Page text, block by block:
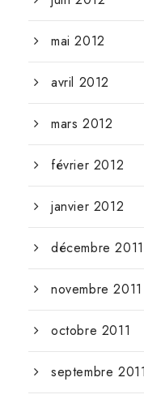
mai 2012
avril 2012
mars 2012
février 2012
janvier 2012
décembre 2011
novembre 2011
octobre 2011
septembre 2011